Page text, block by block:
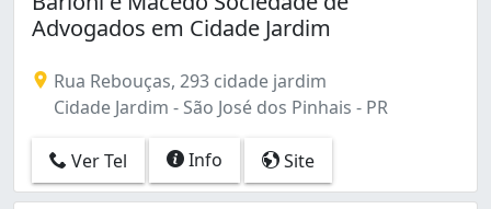
Centro (96)
Cidade Jardim (9)
Costeira (2)
Cruzeiro (3)
Iná (4)
Ipê (1)
Advogados em Cidade Jardim
Rua Rebouças, 293 cidade jardim
Cidade Jardim - São José dos Pinhais - PR
Ver Tel Info Site